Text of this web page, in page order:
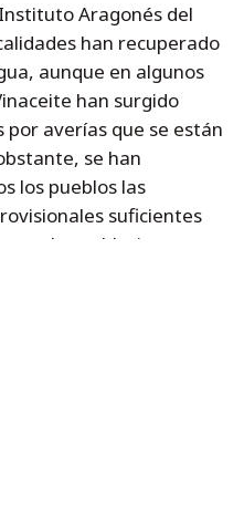
Aragonés del
han recuperado
aunque en algunos
han surgido
por averías que se están
se han
los pueblos las
suficientes
a las poblaciones y